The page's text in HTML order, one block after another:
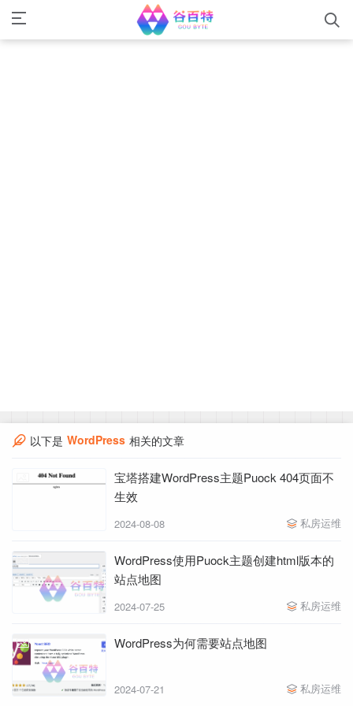
以下是 WordPress 相关的文章
宝塔搭建WordPress主题Puock 404页面不
生效
2024-08-08 私房运维
WordPress使用Puock主题创建html版本的
站点地图
2024-07-25 私房运维
WordPress为何需要站点地图
2024-07-21 私房运维